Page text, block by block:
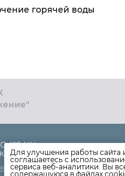
горячей воды
"15-УК
Для улучшения работы сайта
соглашаетесь с
сервиса веб-аналитики. Вы
содержащуюся в файлах